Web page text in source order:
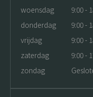
woensdag
9:00 -
donderdag
9:00 -
vrijdag
9:00 -
zaterdag
9:00 -
zondag